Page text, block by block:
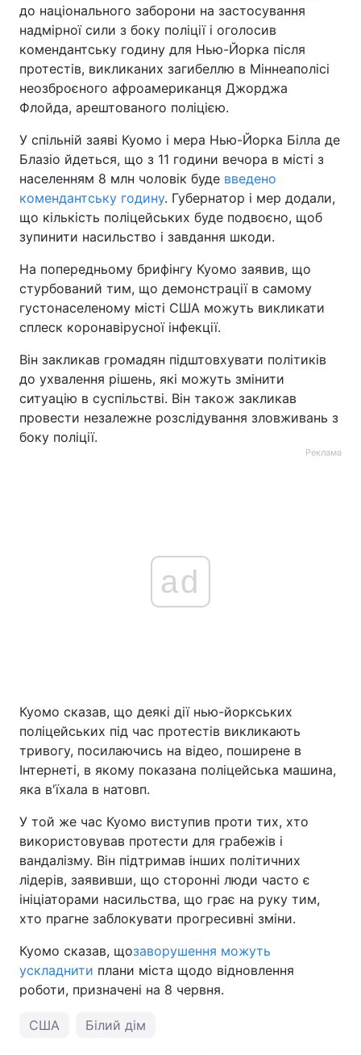
до національного заборони на застосування
надмірної сили з боку поліції і оголосив
комендантську годину для Нью-Йорка після
протестів, викликаних загибеллю в Міннеаполісі
неозброєного афроамериканця Джорджа
Флойда, арештованого поліцією.
У спільній заяві Куомо і мера Нью-Йорка Білла де
Блазіо йдеться, що з 11 години вечора в місті з
населенням 8 млн чоловік буде введено
комендантську годину. Губернатор і мер додали,
що кількість поліцейських буде подвоєно, щоб
зупинити насильство і завдання шкоди.
На попередньому брифінгу Куомо заявив, що
стурбований тим, що демонстрації в самому
густонаселеному місті США можуть викликати
сплеск коронавірусної інфекції.
Він закликав громадян підштовхувати політиків
до ухвалення рішень, які можуть змінити
ситуацію в суспільстві. Він також закликав
провести незалежне розслідування зловживань з
боку поліції.
Реклама
ad
Куомо сказав, що деякі дії нью-йоркських
поліцейських під час протестів викликають
тривогу, посилаючись на відео, поширене в
Інтернеті, в якому показана поліцейська машина,
яка в'їхала в натовп.
У той же час Куомо виступив проти тих, хто
використовував протести для грабежів і
вандалізму. Він підтримав інших політичних
лідерів, заявивши, що сторонні люди часто є
ініціаторами насильства, що грає на руку тим,
хто прагне заблокувати прогресивні зміни.
Куомо сказав, щозаворушення можуть
ускладнити плани міста щодо відновлення
роботи, призначені на 8 червня.
США Білий дім